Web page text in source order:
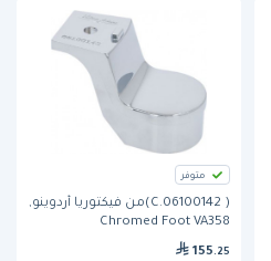
متوفر
( 06100142.C)من فيكتوريا أردوينو,
Chromed Foot VA358
155 .25